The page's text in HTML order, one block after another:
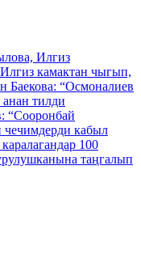
Илгиз
камактан чыгып,
Баекова: “Осмоналиев
тилди
“Сооронбай
кабыл
100
таңгалып